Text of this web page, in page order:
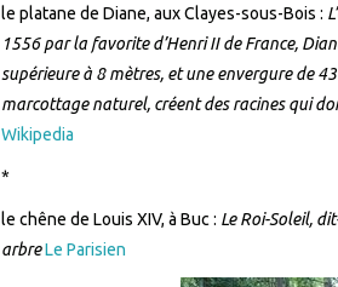
le platane de Diane, aux Clayes-sous-Bois :
1556 par la favorite d’Henri II de France,
supérieure à 8 mètres, et une envergure de
marcottage naturel, créent des racines qui
Wikipedia
*
le chêne de Louis XIV, à Buc : Le Roi-Soleil,
arbreLe Parisien